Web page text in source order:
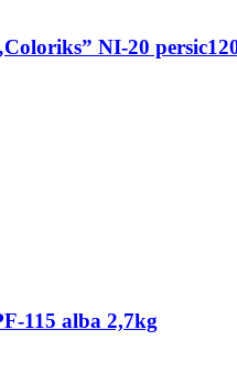
NI-20
115 alba 2,7kg